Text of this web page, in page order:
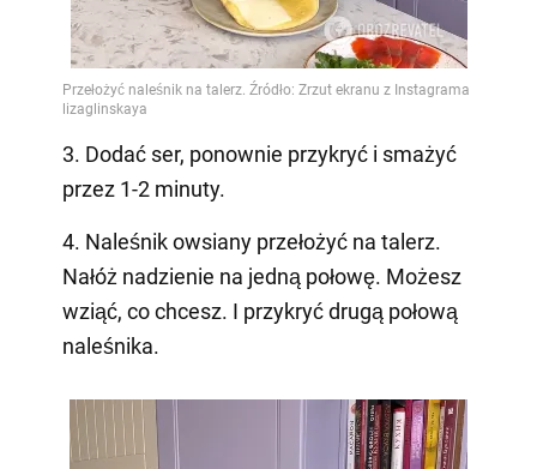
3. Dodać ser, ponownie przykryć i smażyć
przez 1-2 minuty.
4. Naleśnik owsiany przełożyć na talerz.
Nałóż nadzienie na jedną połowę. Możesz
wziąć, co chcesz. I przykryć drugą połową
naleśnika.